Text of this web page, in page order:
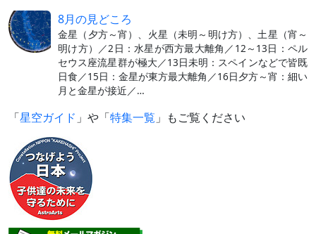
8月の見どころ
金星（夕方～宵）、火星（未明～明け方）、土星（宵～
明け方）／2日：水星が西方最大離角／12～13日：ペル
セウス座流星群が極大／13日未明：スペインなどで皆既
日食／15日：金星が東方最大離角／16日夕方～宵：細い
月と金星が接近／…
「星空ガイド 」や「特集一覧 」もご覧ください